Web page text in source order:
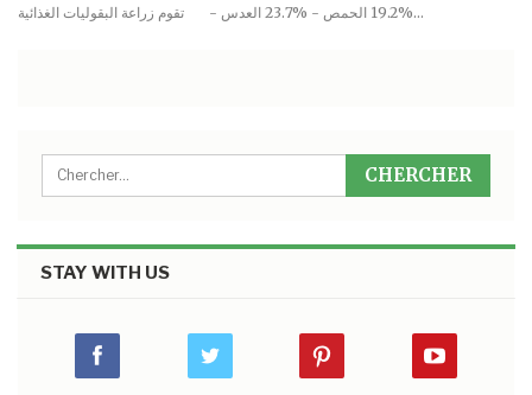
%19.2 الحمص - %23.7 العدس - تقوم زراعة البقوليات الغذائية…
STAY WITH US